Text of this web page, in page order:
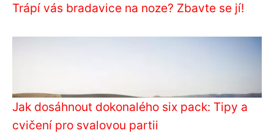
Trápí vás bradavice na noze? Zbavte se jí!
Jak dosáhnout dokonalého six pack: Tipy a
cvičení pro svalovou partii